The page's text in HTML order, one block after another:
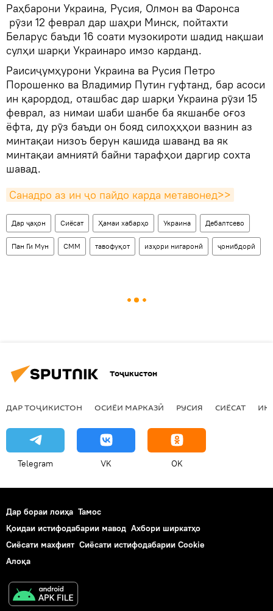
Раҳбарони Украина, Русия, Олмон ва Фаронса
рӯзи 12 феврал дар шаҳри Минск, пойтахти
Беларус баъди 16 соати музокироти шадид нақшаи
сулҳи шарқи Украинаро имзо карданд.
Раисиҷумҳурони Украина ва Русия Петро
Порошенко ва Владимир Путин гуфтанд, бар асоси
ин қарордод, оташбас дар шарқи Украина рӯзи 15
феврал, аз нимаи шаби шанбе ба якшанбе оғоз
ёфта, ду рӯз баъди он бояд силоҳҳҳои вазнин аз
минтақаи низоъ берун кашида шаванд ва як
минтақаи амниятӣ байни тарафҳои даргир сохта
шавад.
Санадро аз ин ҷо пайдо карда метавонед>>
Дар ҷаҳон Сиёсат Ҳамаи хабарҳо Украина Дебалтсево
Пан Ги Мун СММ тавофуқот изҳори нигаронӣ ҷонибдорӣ
Тоҷикистон
ДАР ТОҶИКИСТОН ОСИЁИ МАРКАЗӢ РУСИЯ СИЁСАТ
Telegram VK OK
Дар бораи лоиҳа Тамос
Қоидаи истифодабарии мавод Ахбори ширкатҳо
Сиёсати махфият Сиёсати истифодабарии Cookie
Алоқа